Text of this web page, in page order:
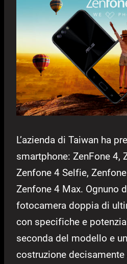
L’azienda di Taiwan ha
smartphone: ZenFone 4,
Zenfone 4 Selfie,
Zenfone 4 Max. Ognuno
fotocamera doppia di
con specifiche e
seconda del modello e
costruzione